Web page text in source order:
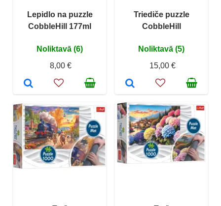
Lepidlo na puzzle
CobbleHill 177ml
Noliktavā (6)
8,00 €
Triediče puzzle
CobbleHill
Noliktavā (5)
15,00 €